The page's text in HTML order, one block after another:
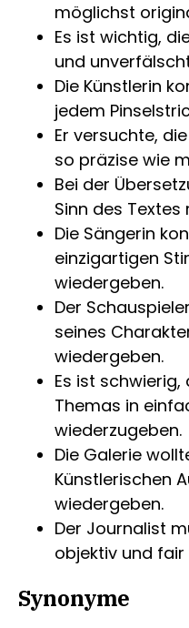
möglichst
Es ist wichtig,
und
Die Künstlerin
jedem
Er versuchte,
so präzise wie
Bei der
Sinn des
Die Sängerin
einzigartigen
wiedergeben.
Der
seines
wiedergeben.
Es ist
Themas in
wiederzugeben.
Die Galerie
Künstlerischen
wiedergeben.
Der Journalist
objektiv und
Synonyme